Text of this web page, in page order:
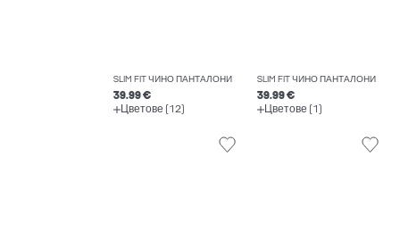
SLIM FIT ЧИНО ПАНТАЛОНИ
39.99 €
Цветове (12)
SLIM FIT ЧИНО ПАНТАЛОНИ
39.99 €
Цветове (1)